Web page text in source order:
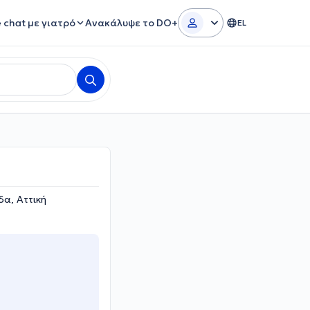
chat με γιατρό Ανακάλυψε το DO+ EL
Αττική